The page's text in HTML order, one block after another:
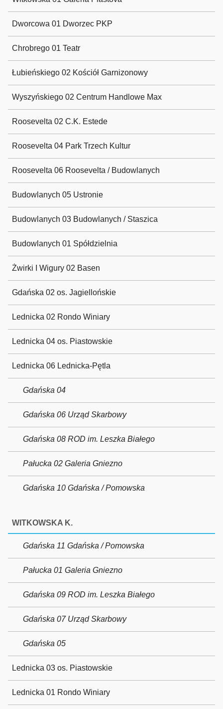
Dworcowa 01 Dworzec PKP
Chrobrego 01 Teatr
Łubieńskiego 02 Kościół Garnizonowy
Wyszyńskiego 02 Centrum Handlowe Max
Roosevelta 02 C.K. Estede
Roosevelta 04 Park Trzech Kultur
Roosevelta 06 Roosevelta / Budowlanych
Budowlanych 05 Ustronie
Budowlanych 03 Budowlanych / Staszica
Budowlanych 01 Spółdzielnia
Żwirki I Wigury 02 Basen
Gdańska 02 os. Jagiellońskie
Lednicka 02 Rondo Winiary
Lednicka 04 os. Piastowskie
Lednicka 06 Lednicka-Pętla
Gdańska 04
Gdańska 06 Urząd Skarbowy
Gdańska 08 ROD im. Leszka Białego
Pałucka 02 Galeria Gniezno
Gdańska 10 Gdańska / Pomowska
WITKOWSKA K.
Gdańska 11 Gdańska / Pomowska
Pałucka 01 Galeria Gniezno
Gdańska 09 ROD im. Leszka Białego
Gdańska 07 Urząd Skarbowy
Gdańska 05
Lednicka 03 os. Piastowskie
Lednicka 01 Rondo Winiary